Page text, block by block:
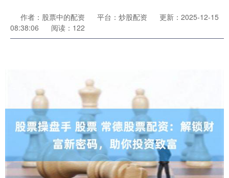
作者：股票中的配资 平台：炒股配资
更新：2025-12-15
08:38:06
阅读：122